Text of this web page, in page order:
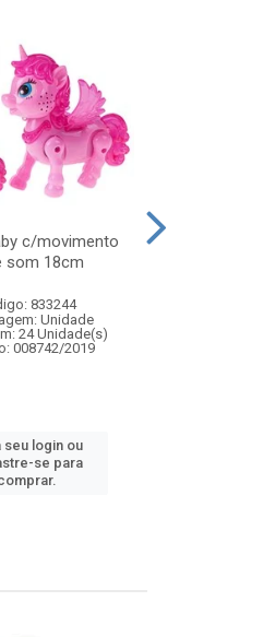
c/movimento
som 18cm
833244
Unidade
24 Unidade(s)
008742/2019
seu login ou
se para